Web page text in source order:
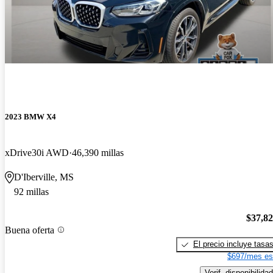
2023 BMW X4
xDrive30i AWD 46,390 millas
D'Iberville, MS
92 millas
Buena oferta
El precio incluye tasas
$697/mes